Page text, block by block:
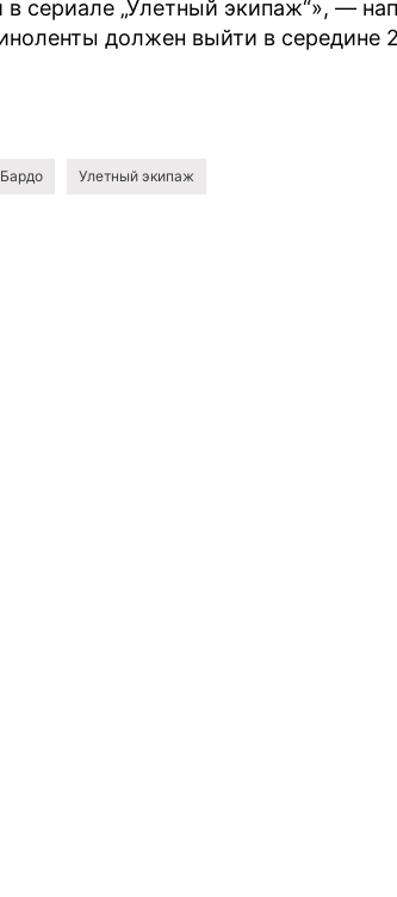
в сериале „Улетный экипаж“», —
должен выйти в середине
Улетный экипаж